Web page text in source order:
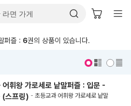
퍼즐 : 6권의 상품이 있습니다.
어휘왕 가로세로 낱말퍼즐 : 입문 -
(스프링) - 초등교과 어휘왕 가로세로 낱말